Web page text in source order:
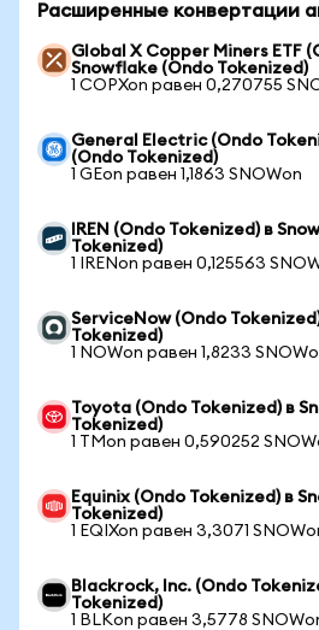
Расширенные конвертации
Global X Copper Miners ETF
Snowflake (Ondo Tokenized)
1 COPXon равен 0,270755
General Electric (Ondo
(Ondo Tokenized)
1 GEon равен 1,1863 SNOWon
IREN (Ondo Tokenized) в
Tokenized)
1 IRENon равен 0,125563
ServiceNow (Ondo
Tokenized)
1 NOWon равен 1,8233
Toyota (Ondo Tokenized) в
Tokenized)
1 TMon равен 0,590252
Equinix (Ondo Tokenized) в
Tokenized)
1 EQIXon равен 3,3071
Blackrock, Inc. (Ondo
Tokenized)
1 BLKon равен 3,5778